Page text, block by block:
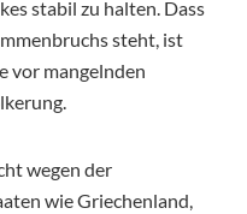
stabil zu halten. Dass
steht, ist
vor mangelnden
wegen der
wie Griechenland,